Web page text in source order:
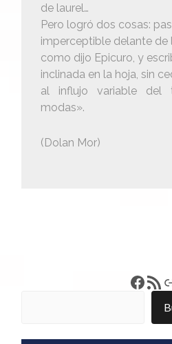
de laurel…
Pero logró dos cosas:
imperceptible delante de
como dijo Epicuro, y
inclinada en la hoja, sin
al influjo variable
modas».
(Dolan Mor)
Francisco Pérez
Feed